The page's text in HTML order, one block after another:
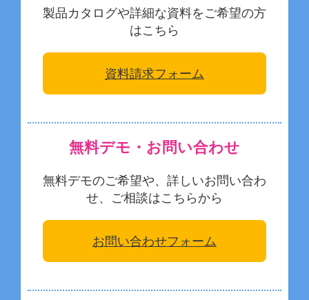
製品カタログや詳細な資料をご希望の方
はこちら
資料請求フォーム
無料デモ・お問い合わせ
無料デモのご希望や、詳しいお問い合わ
せ、ご相談はこちらから
お問い合わせフォーム